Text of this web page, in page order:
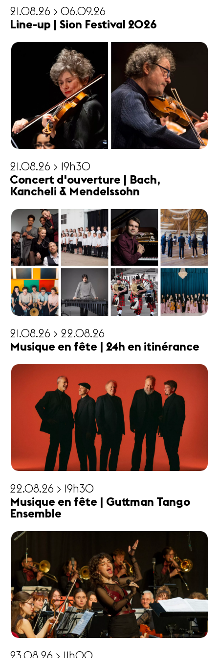
21.08.26 > 06.09.26
Line-up | Sion Festival 2026
21.08.26 > 19h30
Concert d'ouverture | Bach,
Kancheli & Mendelssohn
21.08.26 > 22.08.26
Musique en fête | 24h en itinérance
22.08.26 > 19h30
Musique en fête | Guttman Tango
Ensemble